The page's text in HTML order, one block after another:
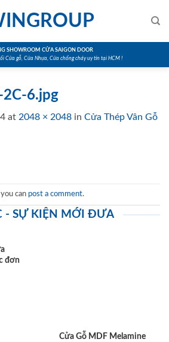
SHOWROOM CỬA SAIGON DOOR
Cửa gỗ, Cửa Nhựa, Cửa chống cháy uy tín tại HCM !
2C-6.jpg
at 2048 × 2048 in Cửa Thép Vân Gỗ
can post a comment.
- SỰ KIỆN MỚI ĐƯA
đơn
Cửa Gỗ MDF Melamine